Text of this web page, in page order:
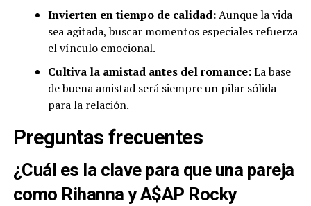
Invierten en tiempo de calidad:Aunque la vida
sea agitada, buscar momentos especiales refuerza
el vínculo emocional.
Cultiva la amistad antes del romance:La base
de buena amistad será siempre un pilar sólida
para la relación.
Preguntas frecuentes
¿Cuál es la clave para que una pareja
como Rihanna y A$AP Rocky